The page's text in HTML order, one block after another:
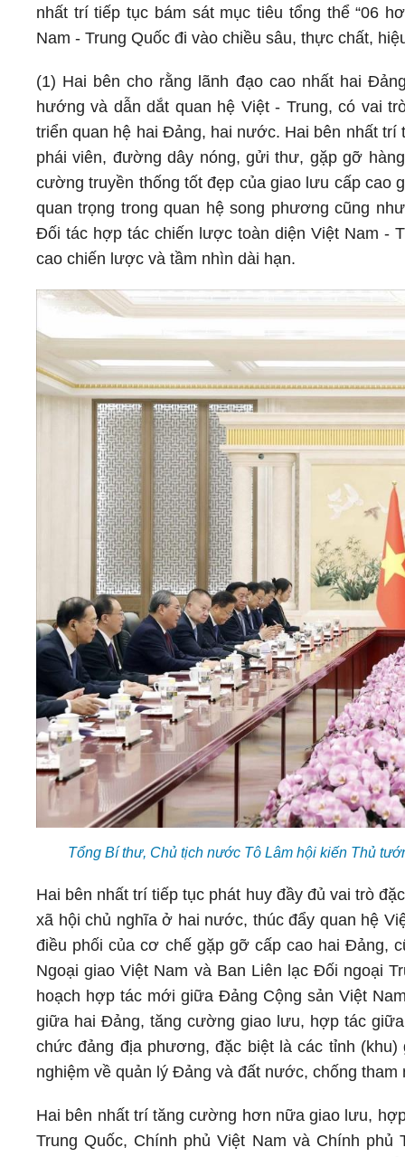
nhất trí tiếp tục bám sát mục tiêu tổng thể “06
Nam - Trung Quốc đi vào chiều sâu, thực chất,
(1) Hai bên cho rằng lãnh đạo cao nhất hai
hướng và dẫn dắt quan hệ Việt - Trung, có vai
triển quan hệ hai Đảng, hai nước. Hai bên nhất
phái viên, đường dây nóng, gửi thư, gặp gỡ
cường truyền thống tốt đẹp của giao lưu cấp cao
quan trọng trong quan hệ song phương cũng
Đối tác hợp tác chiến lược toàn diện Việt Nam -
cao chiến lược và tầm nhìn dài hạn.
Tổng Bí thư, Chủ tịch nước Tô Lâm hội kiến Thủ
Hai bên nhất trí tiếp tục phát huy đầy đủ vai trò
xã hội chủ nghĩa ở hai nước, thúc đẩy quan hệ
điều phối của cơ chế gặp gỡ cấp cao hai Đảng,
Ngoại giao Việt Nam và Ban Liên lạc Đối ngoại
hoạch hợp tác mới giữa Đảng Cộng sản Việt
giữa hai Đảng, tăng cường giao lưu, hợp tác
chức đảng địa phương, đặc biệt là các tỉnh
nghiệm về quản lý Đảng và đất nước, chống tham
Hai bên nhất trí tăng cường hơn nữa giao lưu,
Trung Quốc, Chính phủ Việt Nam và Chính